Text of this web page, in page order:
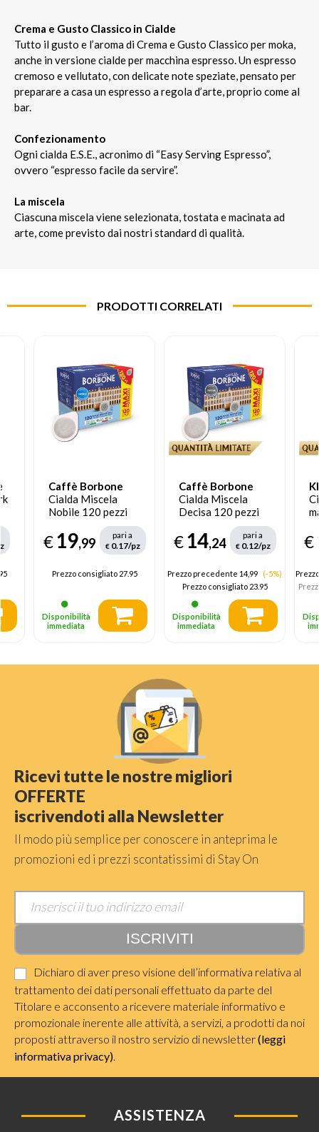
Crema e Gusto Classico in Cialde
Tutto il gusto e l’aroma di Crema e Gusto Classico per moka,
anche in versione cialde per macchina espresso. Un espresso
cremoso e vellutato, con delicate note speziate, pensato per
preparare a casa un espresso a regola d’arte, proprio come al
bar.
Confezionamento
Ogni cialda E.S.E., acronimo di “Easy Serving Espresso”,
ovvero “espresso facile da servire”.
La miscela
Ciascuna miscela viene selezionata, tostata e macinata ad
arte, come previsto dai nostri standard di qualità.
PRODOTTI CORRELATI
Caffè Borbone
Cialda Miscela
Nobile 120 pezzi
€19,99
pari a
€0.17/pz
Prezzo consigliato27.95
Disponibilità
immediata
Caffè Borbone
Cialda Miscela
Decisa 120 pezzi
€14,24
pari a
€0.12/pz
Prezzo precedente 14,99
(-5%)
Prezzo consigliato23.95
Disponibilità
immediata
€
Ricevi tutte le nostre migliori
OFFERTE
iscrivendoti alla Newsletter
Il modo più semplice per conoscere in anteprima le
promozioni ed i prezzi scontatissimi di Stay On
Dichiaro di aver preso visione dell’informativa relativa al
trattamento dei dati personali effettuato da parte del
Titolare e acconsento a ricevere materiale informativo e
promozionale inerente alle attività, a servizi, a prodotti da noi
proposti attraverso il nostro servizio di newsletter(leggi
informativa privacy)
ASSISTENZA